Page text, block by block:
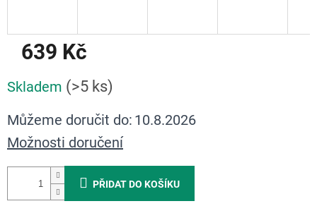
639 Kč
cena:
Skladem (>5 ks)
Můžeme doručit do: 10.8.2026
Možnosti doručení
PŘIDAT DO KOŠÍKU